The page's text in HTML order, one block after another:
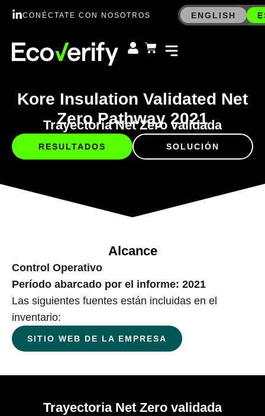
CONÉCTATE CON NOSOTROS ENGLISH
Kore Insulation Validated Net
Zero Pathway 2021
Trayectoria Net Zero validada
RESULTADOS SOLUCIÓN
Alcance
Control Operativo
Período abarcado por el informe: 2021
Las siguientes fuentes están incluidas en el
inventario:
SITIO WEB DE LA EMPRESA
Trayectoria Net Zero validada